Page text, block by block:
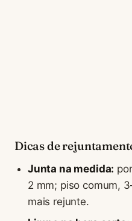
Dicas de
Junta na medida:
2 mm; piso comum,
mais rejunte.